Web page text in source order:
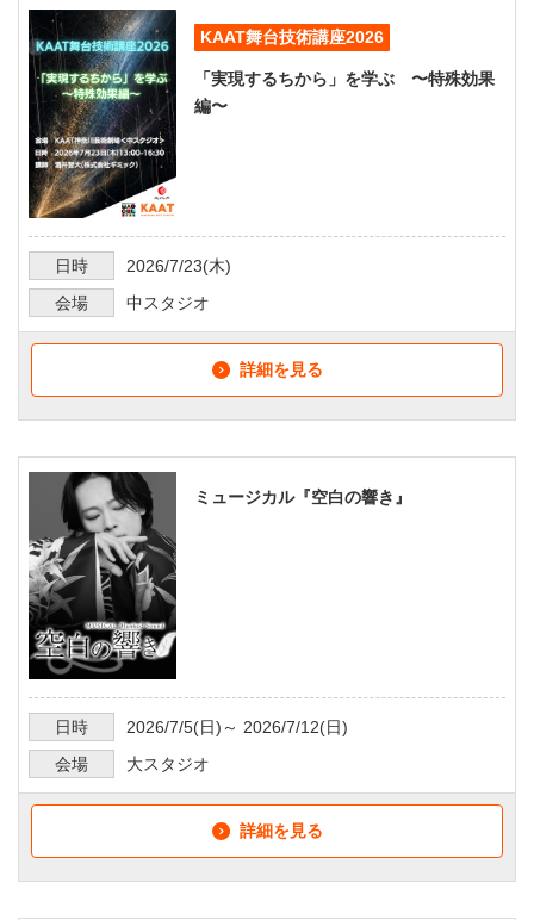
KAAT舞台技術講座2026
「実現するちから」を学ぶ 〜特殊効果
編〜
日時 2026/7/23(木)
会場
中スタジオ
詳細を見る
ミュージカル『空白の響き』
日時 2026/7/5(日)～ 2026/7/12(日)
会場
大スタジオ
詳細を見る